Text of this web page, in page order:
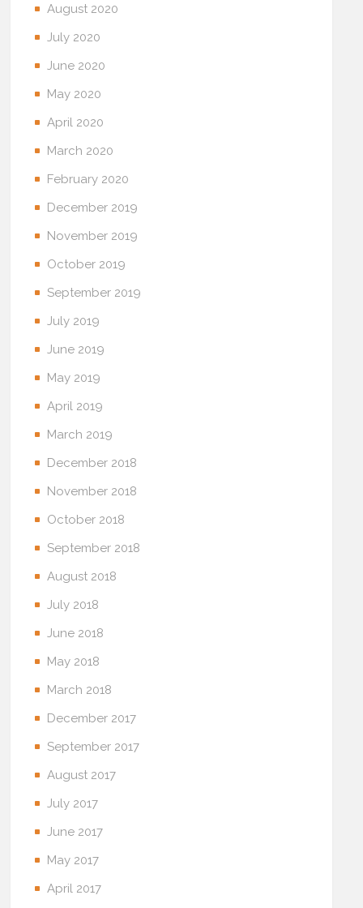
August 2020
July 2020
June 2020
May 2020
April 2020
March 2020
February 2020
December 2019
November 2019
October 2019
September 2019
July 2019
June 2019
May 2019
April 2019
March 2019
December 2018
November 2018
October 2018
September 2018
August 2018
July 2018
June 2018
May 2018
March 2018
December 2017
September 2017
August 2017
July 2017
June 2017
May 2017
April 2017